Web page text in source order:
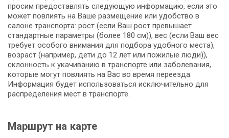
просим предоставлять следующую информацию, если это
может повлиять на Ваше размещение или удобство в
салоне транспорта: рост (если Ваш рост превышает
стандартные параметры (более 180 см)), вес (если Ваш вес
требует особого внимания для подбора удобного места),
возраст (например, дети до 12 лет или пожилые люди)),
склонность к укачиванию в транспорте или заболевания,
которые могут повлиять на Вас во время переезда.
Информация будет использоваться исключительно для
распределения мест в транспорте.
Маршрут на карте